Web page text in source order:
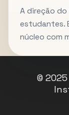
A direção do
estudantes.
núcleo com
© 2025